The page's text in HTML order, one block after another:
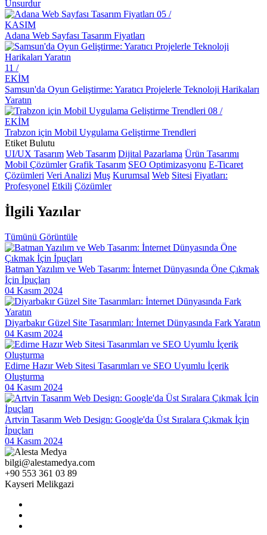
Çözümler
Responsive Web Tasarımı: Kullanıcı Deneyimini Maksimize Edin
Kayseri'de Hızlı Web Sitesi Kurulumu: Alesta Medya İle
Profesyonel Çözümler
Görsel İletişim Teknikleri ve Web Tasarım
Web Tasarımında Müşteri Memnuniyeti: Alesta Medya Farkı
Kayseri Görsel Hiyerarşisi ve Web Tasarımı
Yaratıcı Logo Çözümleri ile Markanızı Öne Çıkarın
Web Dünyasında Yaratıcı Tasarımın Sıradışı Etkileri
Web Tasarım Kursu: Dijital Dünyada Yaratıcı Bir Adım
SEO Sıralama İyileştirme: Dijital Dünyada Öne Çıkmak İçin 10
Etkili Yol
Alesta Medya: Profesyonel Web Tasarım Hizmetleri
Kayseri'de Dijital Dönüşüm: Alesta Medya'nın Profesyonel
Çözümleri
SEO Dönüşüm Hedefleri ve Web Tasarım
Görsel Medya ve Web Tasarım
Mobil Uygulama Yönetim Uygulamaları: Verimliliği Artıran
Çözümler
Mobil Uygulama Geliştirme Dilleri: İşte En Popüler ve Etkili
Olanlar
Dijital Pazarlama ve Web Tasarımın Gücü: Markanızı Dijital
Dünyada Nasıl Hayata Geçiririz?
Landing Page Tasarımı: Dijital Dünyada İz Bırakan Profesyonellik
Oyun UI Tasarımı: Kullanıcı Deneyimini En Üst Düzeye Çıkarmak
İçin Yaratıcı Çözümler
Kayseri’de CMS Tabanlı Web Tasarım: Profesyonel Çözümler
Mükemmelleştirme Sanatı
Çizgi Karakter Logolar: Markanızı Öne Çıkaran Yaratıcı Çözümler
Unsurdur
05 /
KASIM
Adana Web Sayfası Tasarım Fiyatları
11 /
EKİM
Samsun'da Oyun Geliştirme: Yaratıcı Projelerle Teknoloji Harikaları
Yaratın
08 /
EKİM
Trabzon için Mobil Uygulama Geliştirme Trendleri
Etiket Bulutu
UI/UX Tasarım Web Tasarım Dijital Pazarlama Ürün Tasarımı
Mobil Çözümler Grafik Tasarım SEO Optimizasyonu E-Ticaret
Çözümleri Veri Analizi Muş Kurumsal Web Sitesi Fiyatları:
Profesyonel Etkili Çözümler
İlgili Yazılar
Tümünü Görüntüle
Batman Yazılım ve Web Tasarım: İnternet Dünyasında Öne Çıkmak
İçin İpuçları
04 Kasım 2024
Diyarbakır Güzel Site Tasarımları: İnternet Dünyasında Fark Yaratın
04 Kasım 2024
Edirne Hazır Web Sitesi Tasarımları ve SEO Uyumlu İçerik
Oluşturma
04 Kasım 2024
Artvin Tasarım Web Design: Google'da Üst Sıralara Çıkmak İçin
İpuçları
04 Kasım 2024
bilgi@alestamedya.com
+90 553 361 03 89
Kayseri Melikgazi